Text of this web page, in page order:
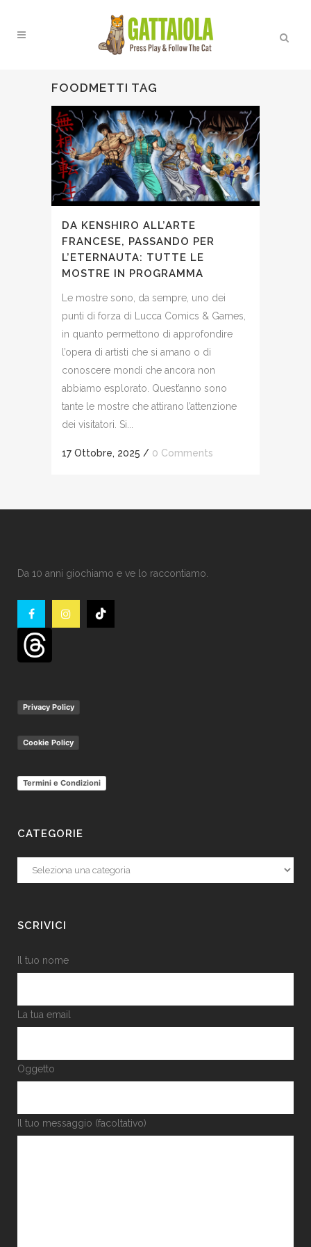
FOODMETTI TAG
DA KENSHIRO ALL’ARTE
FRANCESE, PASSANDO PER
L’ETERNAUTA: TUTTE LE
MOSTRE IN PROGRAMMA
Le mostre sono, da sempre, uno dei
punti di forza di Lucca Comics & Games,
in quanto permettono di approfondire
l’opera di artisti che si amano o di
conoscere mondi che ancora non
abbiamo esplorato. Quest’anno sono
tante le mostre che attirano l’attenzione
dei visitatori. Si...
17 Ottobre, 2025 / 0 Comments
Da 10 anni giochiamo e ve lo raccontiamo.
Privacy Policy
Cookie Policy
Termini e Condizioni
CATEGORIE
Categorie
SCRIVICI
Il tuo nome
La tua email
Oggetto
Il tuo messaggio (facoltativo)